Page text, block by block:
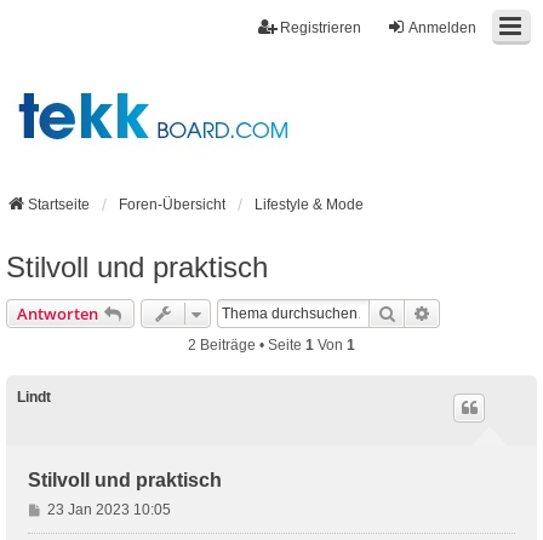
Anmelden
Registrieren
Startseite Foren-Übersicht Lifestyle & Mode
Stilvoll und praktisch
Antworten Suche
2 Beiträge • Seite 1 Von 1
Lindt
Stilvoll und praktisch
B
e
23 Jan 2023 10:05